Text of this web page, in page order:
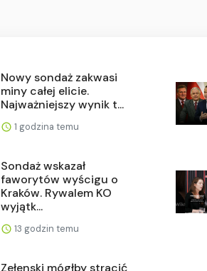
Nowy sondaż zakwasi
miny całej elicie.
Najważniejszy wynik t...
1 godzina temu
Sondaż wskazał
faworytów wyścigu o
Kraków. Rywalem KO
wyjątk...
13 godzin temu
Zełenski mógłby stracić